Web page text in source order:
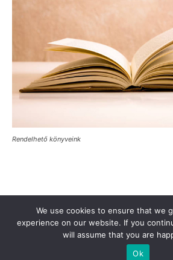
Rendelhető könyveink
Támogasd a Türkinfót! Kiadványaink
Impresszum
Adatkezelési Tájékoztató
Rólunk
Kapcsolat
© Turkinfo.hu 2020
We use cookies to ensure that we
experience on our website. If you
will assume that you are
Ok